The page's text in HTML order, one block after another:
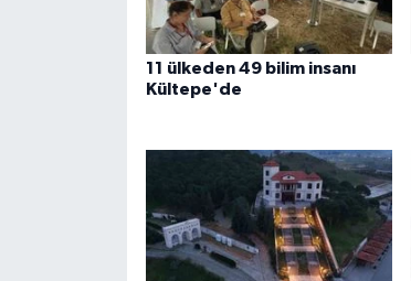
11 ülkeden 49 bilim insanı
Kültepe'de